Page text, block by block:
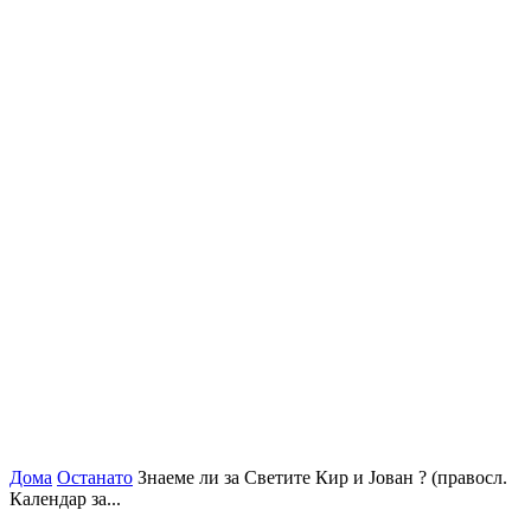
Дома Останато Знаеме ли за Светите Кир и Јован ? (правосл.
Календар за...